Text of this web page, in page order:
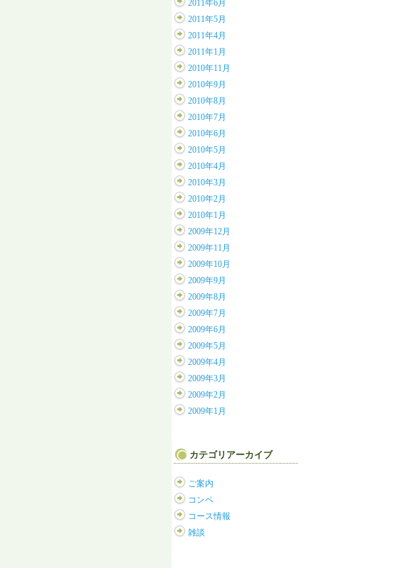
2011年6月
2011年5月
2011年4月
2011年1月
2010年11月
2010年9月
2010年8月
2010年7月
2010年6月
2010年5月
2010年4月
2010年3月
2010年2月
2010年1月
2009年12月
2009年11月
2009年10月
2009年9月
2009年8月
2009年7月
2009年6月
2009年5月
2009年4月
2009年3月
2009年2月
2009年1月
カテゴリアーカイブ
ご案内
コンペ
コース情報
雑談